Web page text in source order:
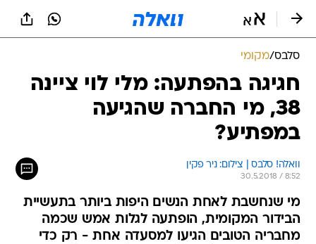
סלבס/מקומי
חגיגה בהפתעה: מלי לוי ציינה
38, מי החברה שהגיעה
במפתיע?
וואלה! סלבס | צילום: ניר פקין
30.5.2018 / 8:52
מי שנחשבת לאחת הנשים היפות ביותר בתעשיית
הבידור המקומית, הופתעה לגלות אמש שכמה
מחבריה הטובים הגיעו למסעדה אחת - רק כדי